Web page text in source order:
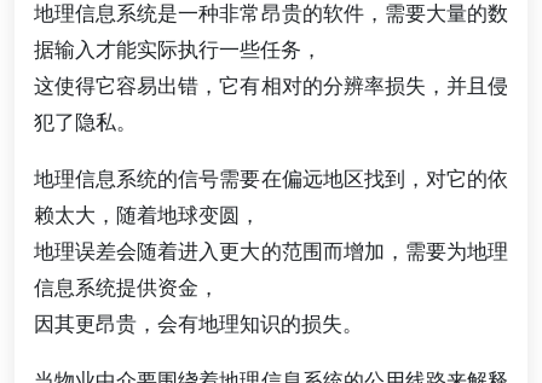
地理信息系统是一种非常昂贵的软件，需要大量的数
据输入才能实际执行一些任务，
这使得它容易出错，它有相对的分辨率损失，并且侵
犯了隐私。
地理信息系统的信号需要在偏远地区找到，对它的依
赖太大，随着地球变圆，
地理误差会随着进入更大的范围而增加，需要为地理
信息系统提供资金，
因其更昂贵，会有地理知识的损失。